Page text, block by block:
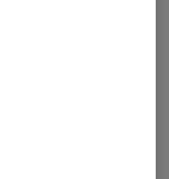
záložce